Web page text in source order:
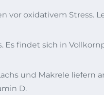
oxidativem Stress.
findet sich in
und Makrele liefern
D.